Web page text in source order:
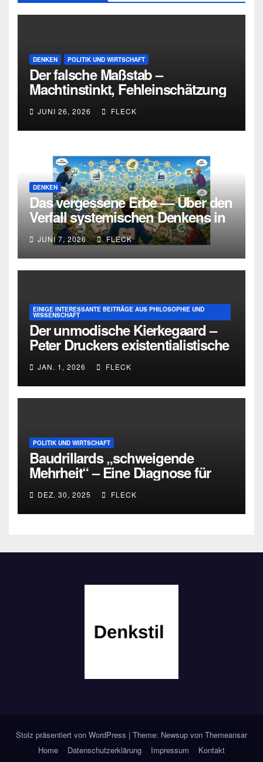
DENKEN POLITIK UND WIRTSCHAFT
Der falsche Maßstab –
Machtinstinkt, Fehleinschätzung
und die Grenzen intellektueller
Urteilskraft
JUNI 26, 2026 FLECK
DENKEN
Das vergessene Erbe — Über den
Verfall systemischen Denkens in
Deutschland
JUNI 7, 2026 FLECK
EINIGE INTERESSANTE BEITRÄGE AUS PHILOSOPHIE UND
WISSENSCHAFT
Der unmodische Kierkegaard –
Peter Druckers existentialistische
JAN. 1, 2026 FLECK
POLITIK UND WIRTSCHAFT
Baudrillards „schweigende
Mehrheit“ – Eine Diagnose für
DEZ. 30, 2025 FLECK
Stolz präsentiert von WordPress | Theme: Newsup von Themeansar
Home
Datenschutzerklärung Impressum Kontakt